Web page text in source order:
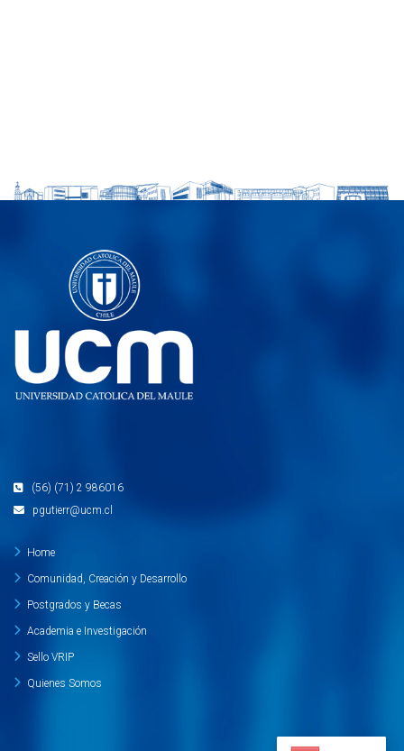
(56) (71) 2 986016
pgutierr@ucm.cl
Home
Comunidad, Creación y Desarrollo
Postgrados y Becas
Academia e Investigación
Sello VRIP
Quienes Somos